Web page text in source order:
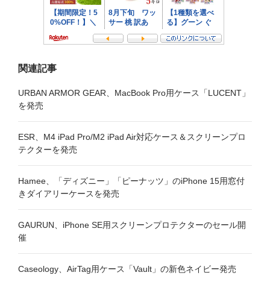
関連記事
URBAN ARMOR GEAR、MacBook Pro用ケース「LUCENT」
を発売
ESR、M4 iPad Pro/M2 iPad Air対応ケース＆スクリーンプロ
テクターを発売
Hamee、「ディズニー」「ピーナッツ」のiPhone 15用窓付
きダイアリーケースを発売
GAURUN、iPhone SE用スクリーンプロテクターのセール開
催
Caseology、AirTag用ケース「Vault」の新色ネイビー発売